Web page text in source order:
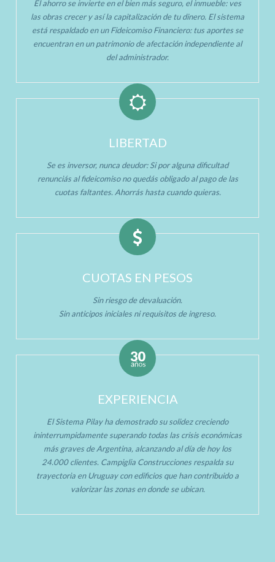
El ahorro se invierte en el bien más seguro, el inmueble: ves
las obras crecer y así la capitalización de tu dinero. El sistema
está respaldado en un Fideicomiso Financiero: tus aportes se
encuentran en un patrimonio de afectación independiente al
del administrador.
LIBERTAD
Se es inversor, nunca deudor: Si por alguna dificultad
renunciás al fideicomiso no quedás obligado al pago de las
cuotas faltantes. Ahorrás hasta cuando quieras.
CUOTAS EN PESOS
Sin riesgo de devaluación.
Sin anticipos iniciales ni requisitos de ingreso.
EXPERIENCIA
El Sistema Pilay ha demostrado su solidez creciendo
ininterrumpidamente superando todas las crisis económicas
más graves de Argentina, alcanzando al día de hoy los
24.000 clientes. Campiglia Construcciones respalda su
trayectoria en Uruguay con edificios que han contribuido a
valorizar las zonas en donde se ubican.